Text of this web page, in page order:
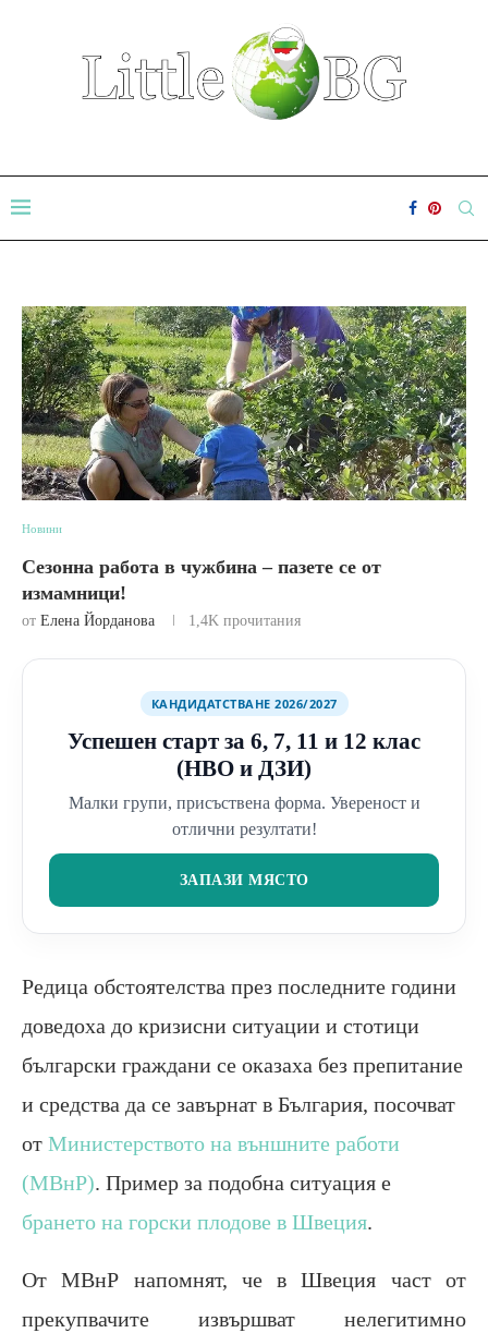
Новини
Сезонна работа в чужбина – пазете се от
измамници!
от Елена Йорданова 1,4K прочитания
КАНДИДАТСТВАНЕ 2026/2027
Успешен старт за 6, 7, 11 и 12 клас
(НВО и ДЗИ)
Малки групи, присъствена форма. Увереност и
отлични резултати!
ЗАПАЗИ МЯСТО
Редица обстоятелства през последните години
доведоха до кризисни ситуации и стотици
български граждани се оказаха без препитание
и средства да се завърнат в България, посочват
от Министерството на външните работи
(МВнР). Пример за подобна ситуация е
брането на горски плодове в Швеция.
От МВнР напомнят, че в Швеция част от
прекупвачите извършват нелегитимно